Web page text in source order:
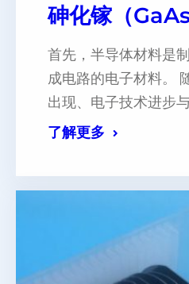
砷化镓（
首先，半导体材料是
成电路的电子材料。
出现、电子技术进步
了解更多